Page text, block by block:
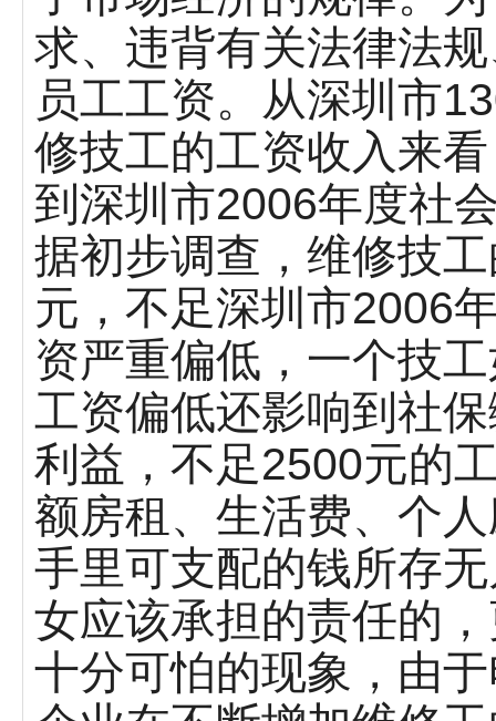
求、违背有关法律法
员工工资。从深圳市
修技工的工资收入来
到深圳市2006年度社
据初步调查，维修技
元，不足深圳市2006
资严重偏低，一个技
工资偏低还影响到社
利益，不足2500元的
额房租、生活费、个
手里可支配的钱所存
女应该承担的责任的
十分可怕的现象，由